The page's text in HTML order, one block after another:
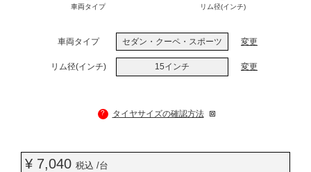
車両タイプ リム径(インチ)
車両タイプ セダン・クーペ・スポーツ 変更
リム径(インチ) 15インチ 変更
? タイヤサイズの確認方法
¥ 7,040 税込 /台